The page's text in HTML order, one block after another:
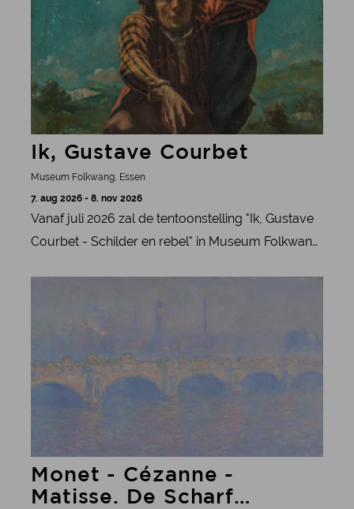
Ik, Gustave Courbet
Museum Folkwang, Essen
7. aug 2026 - 8. nov 2026
Vanaf juli 2026 zal de tentoonstelling "Ik, Gustave
Courbet - Schilder en rebel" in Museum Folkwang
Monet - Cézanne -
Matisse. De Scharf